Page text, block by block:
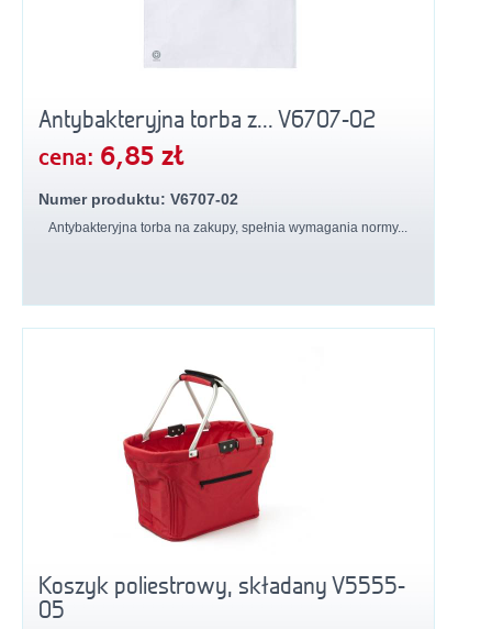
Antybakteryjna torba z... V6707-02
cena: 6,85 zł
Numer produktu: V6707-02
Antybakteryjna torba na zakupy, spełnia wymagania normy...
Koszyk poliestrowy, składany V5555-
05